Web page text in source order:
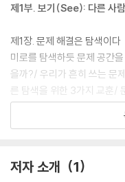
어떤 일을 그저 하는 데 그치
고 싶다면 학습이 이루어지
치면 누구나 분야를 막론하
을 배우는 직장인이든, 시험
잘하고 싶은 사람이든, 이
에 대한 높은 기대를 단숨에
제1부. 보기(See): 다른 사
제1장. 문제 해결은 탐색이다
미로를 탐색하듯 문제 공간
을까?/ 우리가 흔히 쓰는 문
른 탐색을 위한 3가지 교훈/
제2장. 창의성은 모방에서 시
을 찾는 것이 더 도움 될까?/
저자 소개 1